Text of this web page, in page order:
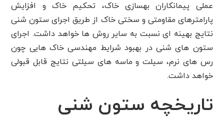
عملی پیمانکاران بهسازی خاک، تحکیم خاک و افزایش
پارامترهای مقاومتی و سختی خاک از طریق اجرای ستون شنی
نتایج بهینه ای نسبت به سایر روش ها خواهد داشت. اجرای
ستون های شنی در بهبود شرایط مهندسی خاک هایی چون
رس های نرم، سیلت و ماسه های سیلتی نتایج قابل قبولی
خواهد داشت.
تاریخچه ستون شنی